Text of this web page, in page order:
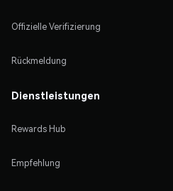
Offizielle Verifizierung
Rückmeldung
Dienstleistungen
Rewards Hub
Empfehlung